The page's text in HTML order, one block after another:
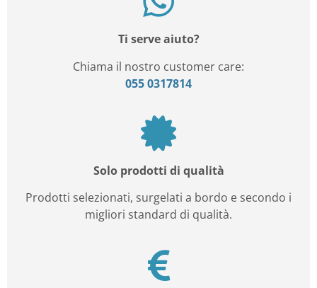
Ti serve aiuto?
Chiama il nostro customer care:
055 0317814
Solo prodotti di qualità
Prodotti selezionati, surgelati a bordo e secondo i
migliori standard di qualità.